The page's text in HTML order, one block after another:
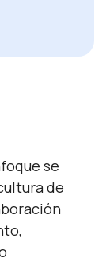
se
de